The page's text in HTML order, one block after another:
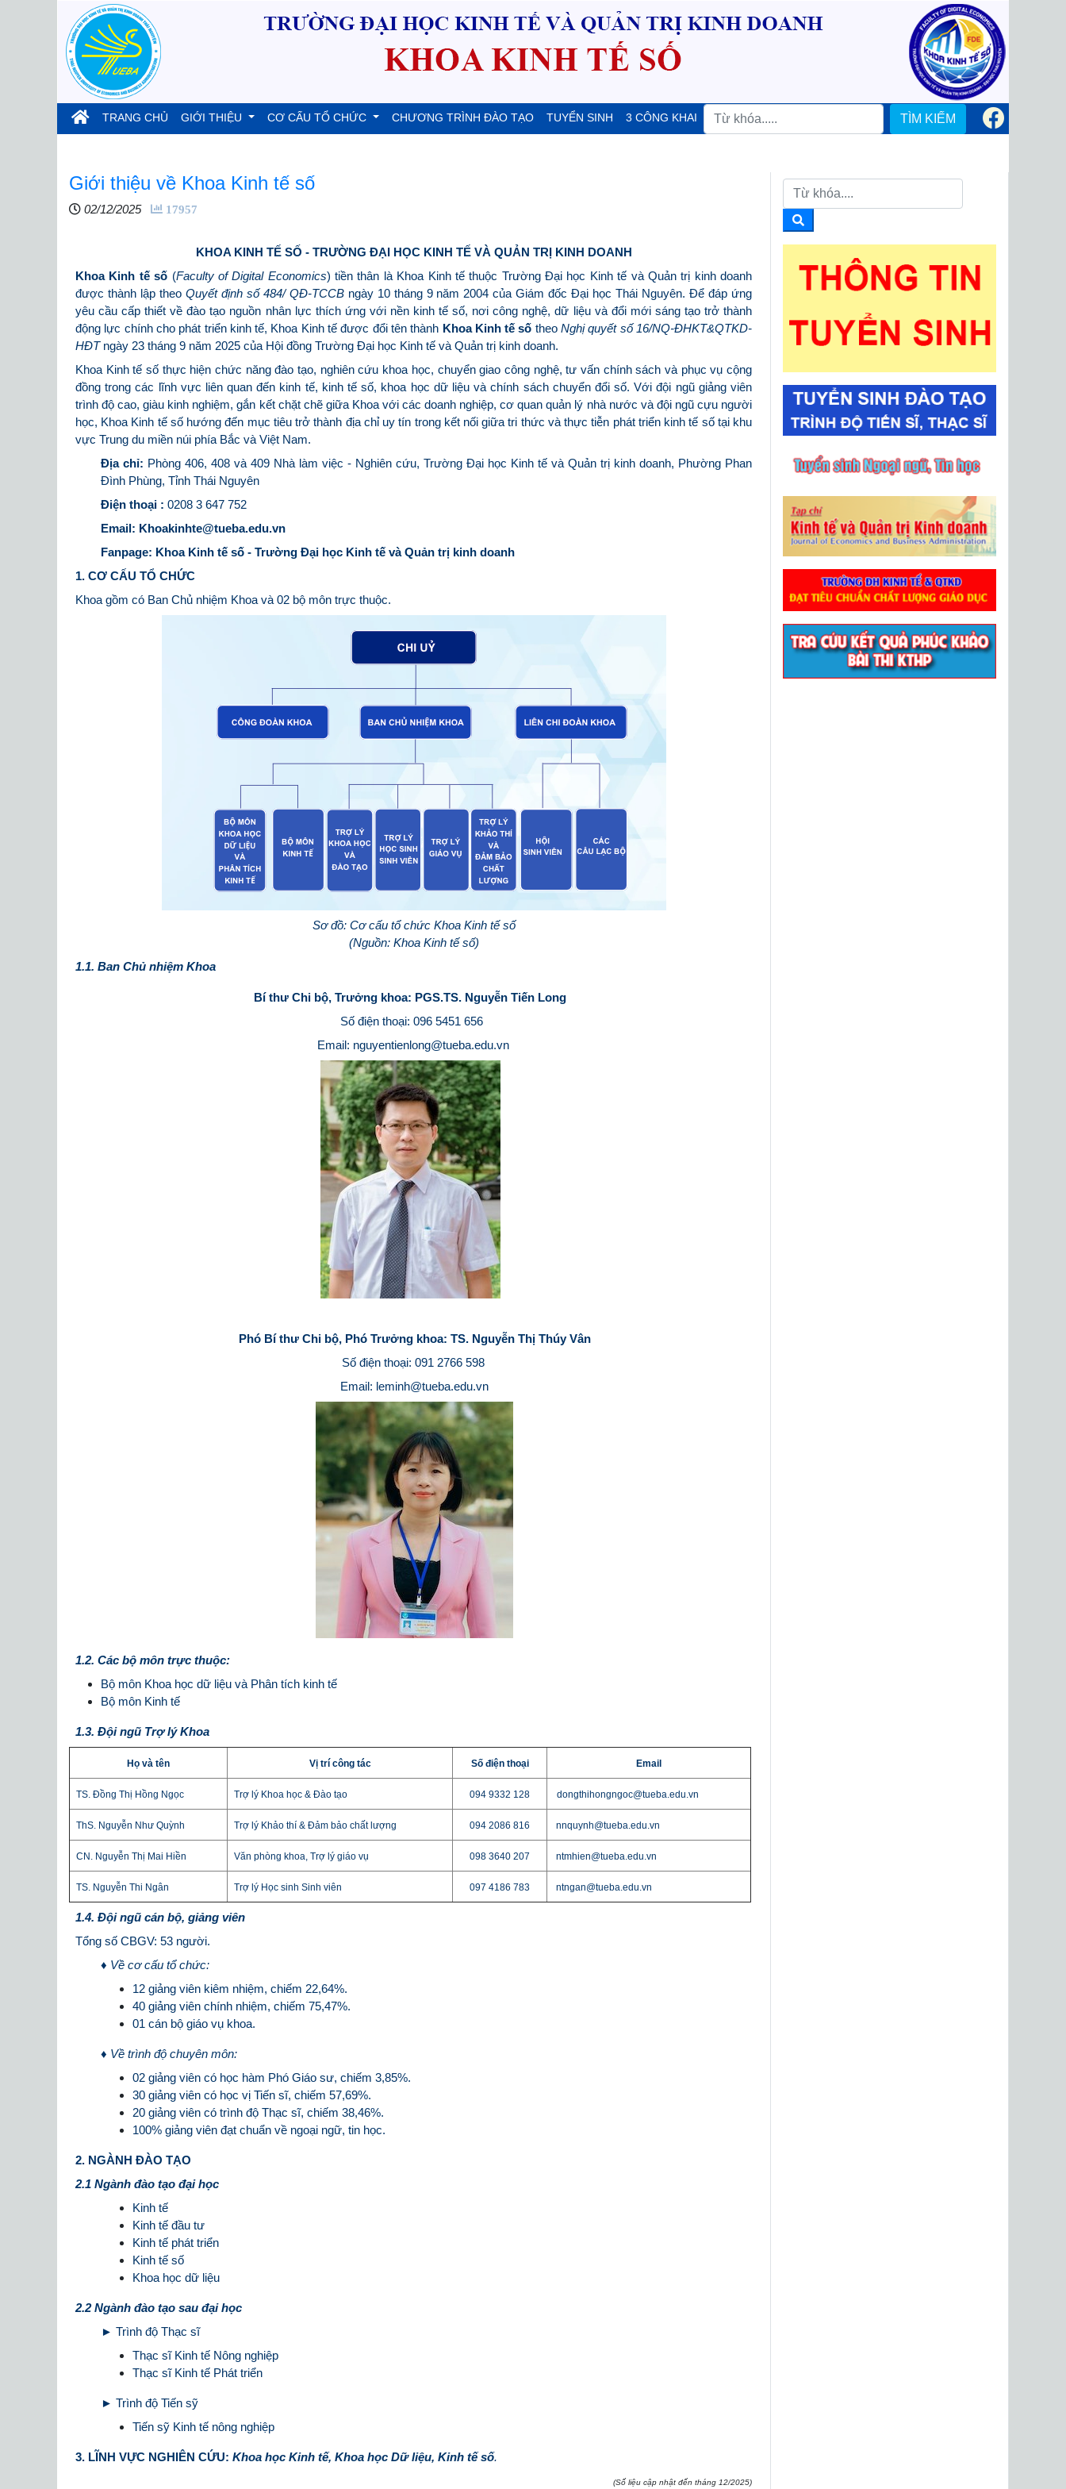
TRANG CHỦ (current)
GIỚI THIỆU CƠ CẤU TỔ CHỨC CHƯƠNG TRÌNH ĐÀO TẠO TUYỂN SINH 3 CÔNG KHAI TÌM KIẾM
Giới thiệu về Khoa Kinh tế số
02/12/2025 17957
KHOA KINH TẾ SỐ - TRƯỜNG ĐẠI HỌC KINH TẾ VÀ QUẢN TRỊ KINH DOANH
Khoa Kinh tế số (Faculty of Digital Economics) tiền thân là Khoa Kinh tế thuộc Trường Đại học Kinh tế và Quản trị kinh doanh
được thành lập theo Quyết định số 484/ QĐ-TCCBngày 10 tháng 9 năm 2004 của Giám đốc Đại học Thái Nguyên. Để đáp ứng
yêu cầu cấp thiết về đào tạo nguồn nhân lực thích ứng với nền kinh tế số, nơi công nghệ, dữ liệu và đổi mới sáng tạo trở thành
động lực chính cho phát triển kinh tế, Khoa Kinh tế được đổi tên thành Khoa Kinh tế số theoNghị quyết số 16/NQ-ĐHKT&QTKD-
HĐTngày 23 tháng 9 năm 2025 của Hội đồng Trường Đại học Kinh tế và Quản trị kinh doanh.
Khoa Kinh tế số thực hiện chức năng đào tạo, nghiên cứu khoa học, chuyển giao công nghệ, tư vấn chính sách và phục vụ cộng
đồng trong các lĩnh vực liên quan đến kinh tế, kinh tế số, khoa học dữ liệu và chính sách chuyển đổi số. Với đội ngũ giảng viên
trình độ cao, giàu kinh nghiệm, gắn kết chặt chẽ giữa Khoa với các doanh nghiệp, cơ quan quản lý nhà nước và đội ngũ cựu người
học, Khoa Kinh tế số hướng đến mục tiêu trở thành địa chỉ uy tín trong kết nối giữa tri thức và thực tiễn phát triển kinh tế số tại khu
vực Trung du miền núi phía Bắc và Việt Nam.
Địa chỉ: Phòng 406, 408 và 409 Nhà làm việc - Nghiên cứu, Trường Đại học Kinh tế và Quản trị kinh doanh, Phường Phan
Đình Phùng, Tỉnh Thái Nguyên
Điện thoại : 0208 3 647 752
Email: Khoakinhte@tueba.edu.vn
Fanpage: Khoa Kinh tế số - Trường Đại học Kinh tế và Quản trị kinh doanh
1. CƠ CẤU TỔ CHỨC
Khoa gồm có Ban Chủ nhiệm Khoa và 02 bộ môn trực thuộc.
Sơ đồ: Cơ cấu tổ chức Khoa Kinh tế số
(Nguồn: Khoa Kinh tế số)
1.1. Ban Chủ nhiệm Khoa
Bí thư Chi bộ, Trưởng khoa: PGS.TS. Nguyễn Tiến Long
Số điện thoại: 096 5451 656
Email: nguyentienlong@tueba.edu.vn
Phó Bí thư Chi bộ, Phó Trưởng khoa: TS. Nguyễn Thị Thúy Vân
Số điện thoại: 091 2766 598
Email: leminh@tueba.edu.vn
1.2. Các bộ môn trực thuộc:
Bộ môn Khoa học dữ liệu và Phân tích kinh tế
Bộ môn Kinh tế
1.3. Đội ngũ Trợ lý Khoa
Họ và tên Vị trí công tác Số điện thoại Email
TS. Đồng Thị Hồng Ngọc Trợ lý Khoa học & Đào tạo 094 9332 128 dongthihongngoc@tueba.edu.vn
ThS. Nguyễn Như Quỳnh Trợ lý Khảo thí & Đảm bảo chất lượng 094 2086 816 nnquynh@tueba.edu.vn
CN. Nguyễn Thị Mai Hiền Văn phòng khoa, Trợ lý giáo vụ 098 3640 207 ntmhien@tueba.edu.vn
TS. Nguyễn Thi Ngân Trợ lý Học sinh Sinh viên 097 4186 783 ntngan@tueba.edu.vn
1.4. Đội ngũ cán bộ, giảng viên
Tổng số CBGV: 53 người.
♦ Về cơ cấu tổ chức:
12 giảng viên kiêm nhiệm, chiếm 22,64%.
40 giảng viên chính nhiệm, chiếm 75,47%.
01 cán bộ giáo vụ khoa.
♦ Về trình độ chuyên môn:
02 giảng viên có học hàm Phó Giáo sư, chiếm 3,85%.
30 giảng viên có học vị Tiến sĩ, chiếm 57,69%.
20 giảng viên có trình độ Thạc sĩ, chiếm 38,46%.
100% giảng viên đạt chuẩn về ngoại ngữ, tin học.
2. NGÀNH ĐÀO TẠO
2.1 Ngành đào tạo đại học
Kinh tế
Kinh tế đầu tư
Kinh tế phát triển
Kinh tế số
Khoa học dữ liệu
2.2 Ngành đào tạo sau đại học
► Trình độ Thạc sĩ
Thạc sĩ Kinh tế Nông nghiệp
Thạc sĩ Kinh tế Phát triển
► Trình độ Tiến sỹ
Tiến sỹ Kinh tế nông nghiệp
3. LĨNH VỰC NGHIÊN CỨU: Khoa học Kinh tế, Khoa học Dữ liệu, Kinh tế số.
(Số liệu cập nhật đến tháng 12/2025)